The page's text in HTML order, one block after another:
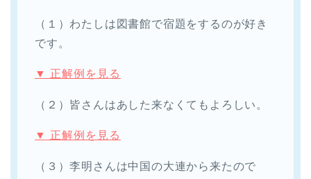
（１）わたしは図書館で宿題をするのが好き
です。
▼ 正解例を見る
（２）皆さんはあした来なくてもよろしい。
▼ 正解例を見る
（３）李明さんは中国の大連から来たので